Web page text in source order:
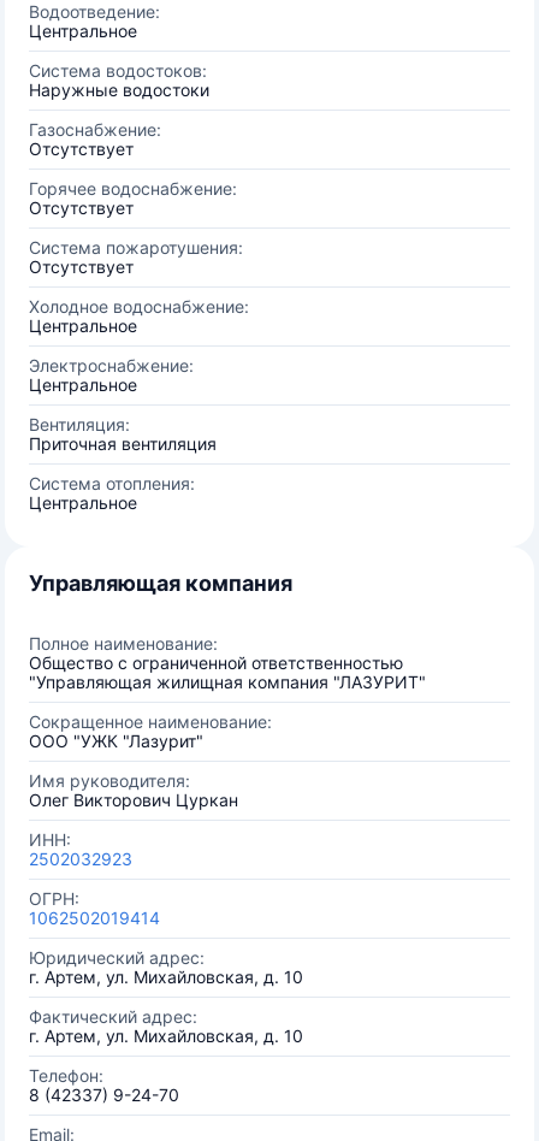
Водоотведение:
Центральное
Система водостоков:
Наружные водостоки
Газоснабжение:
Отсутствует
Горячее водоснабжение:
Отсутствует
Система пожаротушения:
Отсутствует
Холодное водоснабжение:
Центральное
Электроснабжение:
Центральное
Вентиляция:
Приточная вентиляция
Система отопления:
Центральное
Управляющая компания
Полное наименование:
Общество с ограниченной ответственностью
"Управляющая жилищная компания "ЛАЗУРИТ"
Сокращенное наименование:
ООО "УЖК "Лазурит"
Имя руководителя:
Олег Викторович Цуркан
ИНН:
2502032923
ОГРН:
1062502019414
Юридический адрес:
г. Артем, ул. Михайловская, д. 10
Фактический адрес:
г. Артем, ул. Михайловская, д. 10
Телефон:
8 (42337) 9-24-70
Email: